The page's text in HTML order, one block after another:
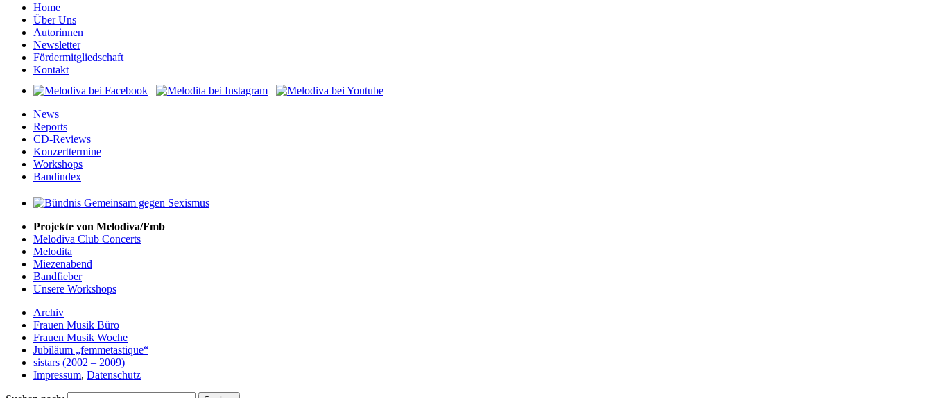
Home
Über Uns
Autorinnen
Newsletter
Fördermitgliedschaft
Kontakt
News
Reports
CD-Reviews
Konzerttermine
Workshops
Bandindex
Projekte von Melodiva/Fmb
Melodiva Club Concerts
Melodita
Miezenabend
Bandfieber
Unsere Workshops
Archiv
Frauen Musik Büro
Frauen Musik Woche
Jubiläum „femmetastique“
sistars (2002 – 2009)
Impressum, Datenschutz